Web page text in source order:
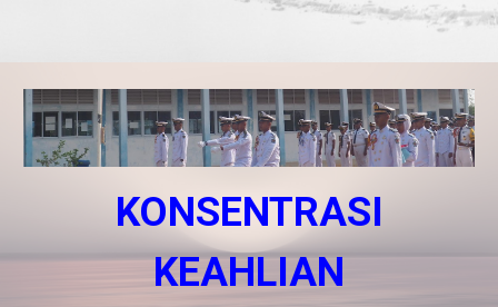
KONSENTRASI
KEAHLIAN